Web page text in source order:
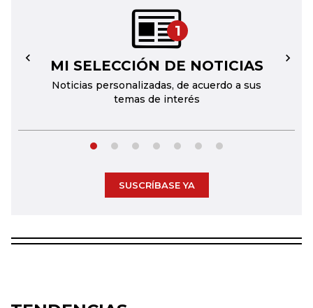
1
MI SELECCIÓN DE NOTICIAS
Noticias personalizadas, de acuerdo a sus
temas de interés
← →
SUSCRÍBASE YA